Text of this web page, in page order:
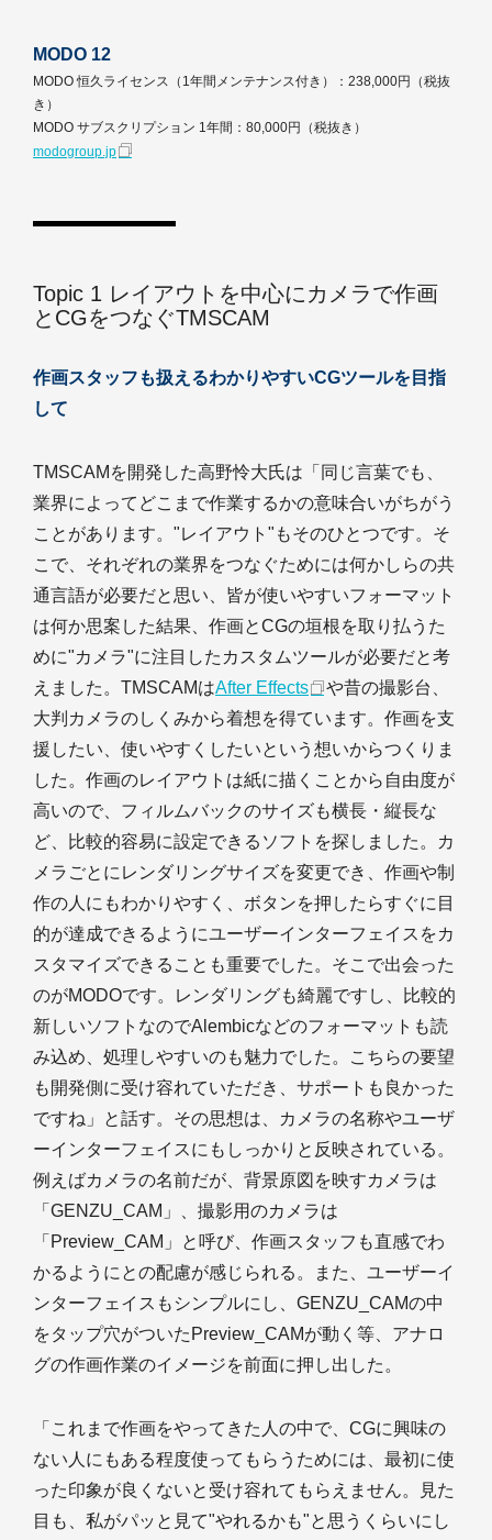
MODO 12
MODO 恒久ライセンス（1年間メンテナンス付き）：238,000円（税抜
き）
MODO サブスクリプション 1年間：80,000円（税抜き）
modogroup.jp
Topic 1 レイアウトを中心にカメラで作画
とCGをつなぐTMSCAM
作画スタッフも扱えるわかりやすいCGツールを目指
して
TMSCAMを開発した高野怜大氏は「同じ言葉でも、
業界によってどこまで作業するかの意味合いがちがう
ことがあります。"レイアウト"もそのひとつです。そ
こで、それぞれの業界をつなぐためには何かしらの共
通言語が必要だと思い、皆が使いやすいフォーマット
は何か思案した結果、作画とCGの垣根を取り払うた
めに"カメラ"に注目したカスタムツールが必要だと考
えました。TMSCAMはAfter Effects
や昔の撮影台、
大判カメラのしくみから着想を得ています。作画を支
援したい、使いやすくしたいという想いからつくりま
した。作画のレイアウトは紙に描くことから自由度が
高いので、フィルムバックのサイズも横長・縦長な
ど、比較的容易に設定できるソフトを探しました。カ
メラごとにレンダリングサイズを変更でき、作画や制
作の人にもわかりやすく、ボタンを押したらすぐに目
的が達成できるようにユーザーインターフェイスをカ
スタマイズできることも重要でした。そこで出会った
のがMODOです。レンダリングも綺麗ですし、比較的
新しいソフトなのでAlembicなどのフォーマットも読
み込め、処理しやすいのも魅力でした。こちらの要望
も開発側に受け容れていただき、サポートも良かった
ですね」と話す。その思想は、カメラの名称やユーザ
ーインターフェイスにもしっかりと反映されている。
例えばカメラの名前だが、背景原図を映すカメラは
「GENZU_CAM」、撮影用のカメラは
「Preview_CAM」と呼び、作画スタッフも直感でわ
かるようにとの配慮が感じられる。また、ユーザーイ
ンターフェイスもシンプルにし、GENZU_CAMの中
をタップ穴がついたPreview_CAMが動く等、アナロ
グの作画作業のイメージを前面に押し出した。
「これまで作画をやってきた人の中で、CGに興味の
ない人にもある程度使ってもらうためには、最初に使
った印象が良くないと受け容れてもらえません。見た
目も、私がパッと見て"やれるかも"と思うくらいにし